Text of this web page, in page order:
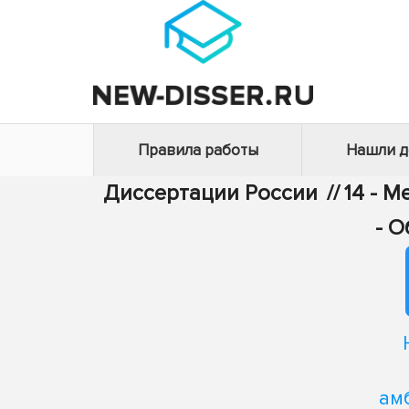
Правила работы Нашли
Диссертации России //14 -
-